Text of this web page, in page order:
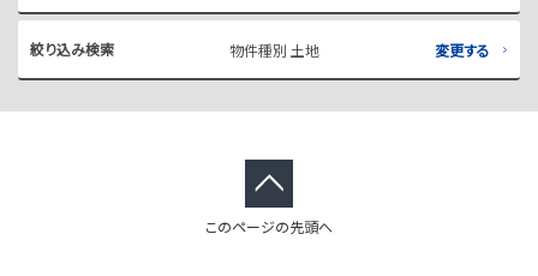
絞り込み検索 物件種別 土地 変更する
このページの先頭へ